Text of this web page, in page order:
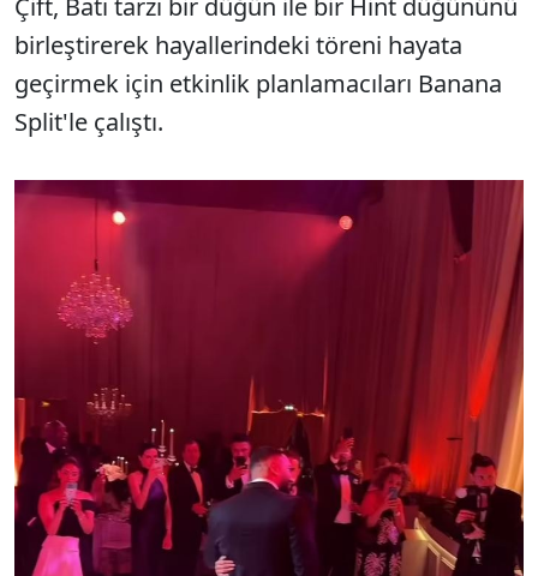
Çift, Batı tarzı bir düğün ile bir Hint düğününü
birleştirerek hayallerindeki töreni hayata
geçirmek için etkinlik planlamacıları Banana
Split'le çalıştı.